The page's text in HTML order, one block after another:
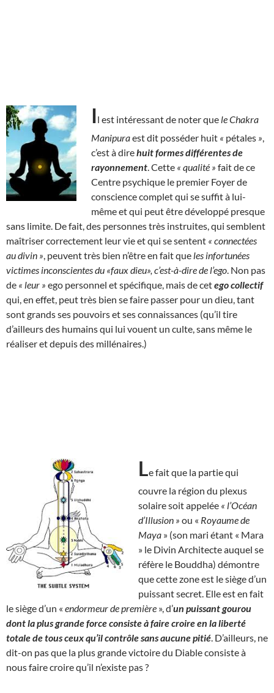
Il est intéressant de noter que le Chakra
Manipuraest dit posséder huit « pétales »
c’est à direhuit formes différentes de
rayonnement . Cette « qualité » fait de ce
Centre psychique le premier Foyer de
conscience complet qui se suffit à lui-
même et qui peut être développé presque
sans limite. De fait, des personnes très instruites, qui semblent
maîtriser correctement leur vie et qui se sentent « connectées
au divin » , peuvent très bien n’être en fait que les infortunées
victimes inconscientes du «faux dieu», c’est-à-dire de l’ego . Non pas
de « leur » ego personnel et spécifique, mais de cetego collectif
qui, en effet, peut très bien se faire passer pour un dieu, tant
sont grands ses pouvoirs et ses connaissances (qu’il tire
d’ailleurs des humains qui lui vouent un culte, sans même le
réaliser et depuis des millénaires.)
Le fait que la partie qui
couvre la région du plexus
solaire soit appelée « l’Océan
d’Illusion » ou « Royaume de
Maya » (son mari étant « Mara
» le Divin Architecte auquel se
réfère le Bouddha) démontre
que cette zone est le siège d’un
puissant secret. Elle est en fait
le siège d’un « endormeur de première », d’un puissant gourou
dont la plus grande force consiste à faire croire en la liberté
totale de tous ceux qu’il contrôle sans aucune pitié . D’ailleurs, ne
dit-on pas que la plus grande victoire du Diable consiste à
nous faire croire qu’il n’existe pas ?